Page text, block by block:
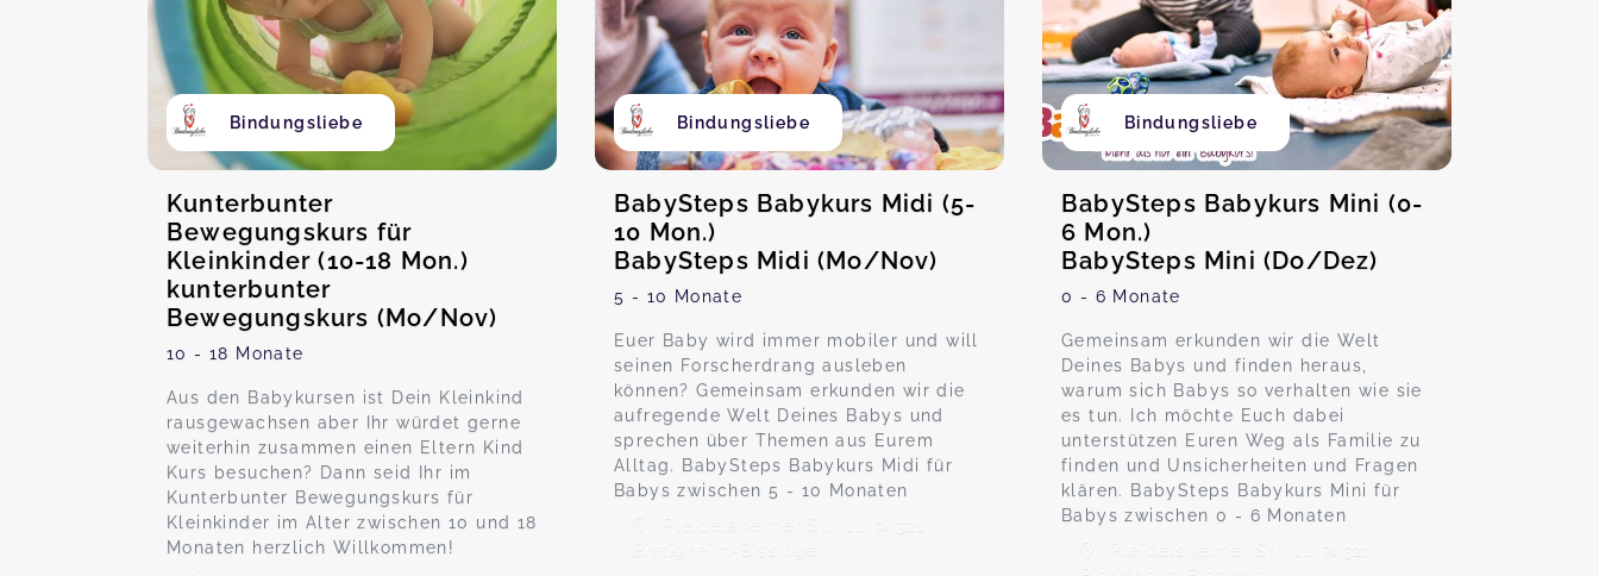
Bindungsliebe
Kunterbunter
Bewegungskurs für
Kleinkinder (10-18 Mon.)
kunterbunter
Bewegungskurs (Mo/Nov)
10 - 18 Monate
Aus den Babykursen ist Dein Kleinkind
rausgewachsen aber Ihr würdet gerne
weiterhin zusammen einen Eltern Kind
Kurs besuchen? Dann seid Ihr im
Kunterbunter Bewegungskurs für
Kleinkinder im Alter zwischen 10 und 18
Monaten herzlich Willkommen!
Bindungsliebe
BabySteps Babykurs Midi (5-
10 Mon.)
BabySteps Midi (Mo/Nov)
5 - 10 Monate
Euer Baby wird immer mobiler und will
seinen Forscherdrang ausleben
können? Gemeinsam erkunden wir die
aufregende Welt Deines Babys und
sprechen über Themen aus Eurem
Alltag. BabySteps Babykurs Midi für
Babys zwischen 5 - 10 Monaten
Pleidelsheimer Str. 11, 74321
Bietigheim-Bissingen
Bindungsliebe
BabySteps Babykurs Mini (0-
6 Mon.)
BabySteps Mini (Do/Dez)
0 - 6 Monate
Gemeinsam erkunden wir die Welt
Deines Babys und finden heraus,
warum sich Babys so verhalten wie sie
es tun. Ich möchte Euch dabei
unterstützen Euren Weg als Familie zu
finden und Unsicherheiten und Fragen
klären. BabySteps Babykurs Mini für
Babys zwischen 0 - 6 Monaten
Pleidelsheimer Str. 11, 74321